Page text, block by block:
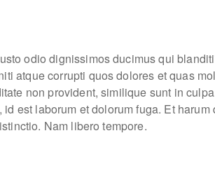
odio dignissimos ducimus qui
atque corrupti quos dolores et quas
non provident, similique sunt in
est laborum et dolorum fuga. Et harum
Nam libero tempore.